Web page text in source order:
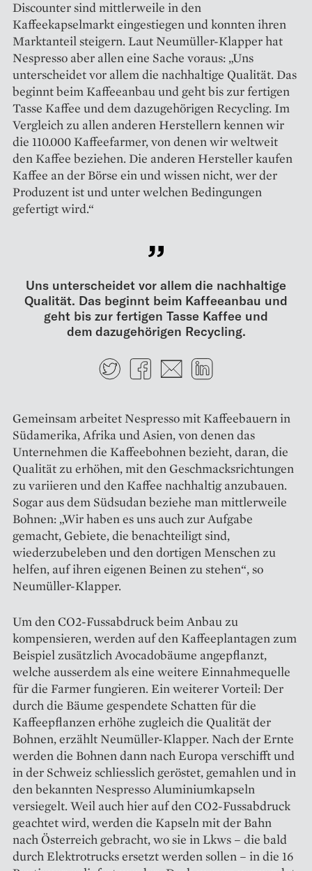
Discounter sind mittlerweile in den
Kaffeekapselmarkt eingestiegen und konnten ihren
Marktanteil steigern. Laut Neumüller-Klapper hat
Nespresso aber allen eine Sache voraus: „Uns
unterscheidet vor allem die nachhaltige Qualität. Das
beginnt beim Kaffeeanbau und geht bis zur fertigen
Tasse Kaffee und dem dazugehörigen Recycling. Im
Vergleich zu allen anderen Herstellern kennen wir
die 110.000 Kaffeefarmer, von denen wir weltweit
den Kaffee beziehen. Die anderen Hersteller kaufen
Kaffee an der Börse ein und wissen nicht, wer der
Produzent ist und unter welchen Bedingungen
gefertigt wird.“
Uns unterscheidet vor allem die nachhaltige
Qualität. Das beginnt beim Kaffeeanbau und
geht bis zur ­fertigen Tasse Kaffee und
dem dazu­gehörigen Recycling.
TwitterFacebook
E-mail
Gemeinsam arbeitet Nespresso mit Kaffeebauern in
Südamerika, ­Afrika und Asien, von denen das
Unternehmen die Kaffeebohnen bezieht, daran, die
Qualität zu erhöhen, mit den Geschmacksrichtungen
zu variieren und den Kaffee nachhaltig anzubauen.
Sogar aus dem Südsudan beziehe man mittlerweile
Bohnen: „Wir haben es uns auch zur Aufgabe
gemacht, Gebiete, die benachteiligt sind,
wiederzubeleben und den dortigen Menschen zu
helfen, auf ihren eigenen Beinen zu stehen“, so
Neumüller-Klapper.
Um den CO2-Fussabdruck beim Anbau zu
kompensieren, werden auf den Kaffeeplantagen zum
Beispiel zusätzlich Avocadobäume angepflanzt,
welche ausserdem als eine weitere Einnahmequelle
für die Farmer fungieren. Ein weiterer Vorteil: Der
durch die Bäume gespendete Schatten für die
Kaffeepflanzen erhöhe zugleich die Qualität der
Bohnen, erzählt Neumüller-Klapper. Nach der Ernte
werden die Bohnen dann nach Europa verschifft und
in der Schweiz schliesslich geröstet, gemahlen und in
den bekannten Nespresso Aluminiumkapseln
versiegelt. Weil auch hier auf den CO2-Fussabdruck
geachtet wird, werden die Kapseln mit der Bahn
nach Österreich gebracht, wo sie in Lkws – die bald
durch Elektrotrucks ersetzt werden sollen – in die 16